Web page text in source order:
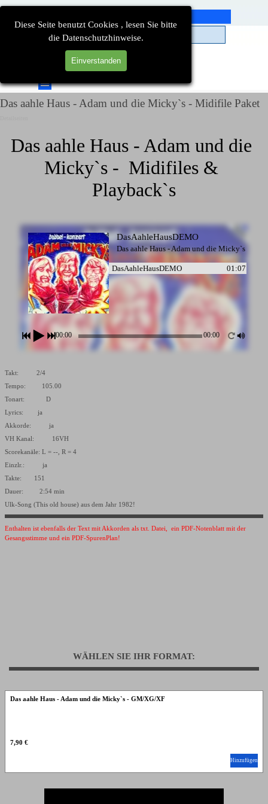
Diese Seite benutzt Cookies , lesen Sie bitte
die Datenschutzhinweise.
Einverstanden
Direkt zum Seiteninhalt
Menü überspringen
Das aahle Haus - Adam und die Micky`s - Midifile Paket
Das aahle Haus - Adam und die
Micky`s -  Midifiles &
Playback`s
DasAahleHausDEMO
Das aahle Haus - Adam und die Micky`s
DasAahleHausDEMO 01:07
00:00 00:00
Takt: 2/4
Tempo: 105.00
Tonart: D
Lyrics: ja
Akkorde: ja
VH Kanal: 16VH
Scorekanäle: L = --, R = 4
Einzlr.: ja
Takte: 151
Dauer: 2:54 min
Ulk-Song (This old house) aus dem Jahr 1982!
Enthalten ist ebenfalls der Text mit Akkorden als txt. Datei, ein PDF-Notenblatt mit der
Gesangsstimme und ein PDF-SpurenPlan!
WÄHLEN SIE IHR FORMAT:
Das aahle Haus - Adam und die Micky`s - GM/XG/XF
7,90 €
Hinzufügen